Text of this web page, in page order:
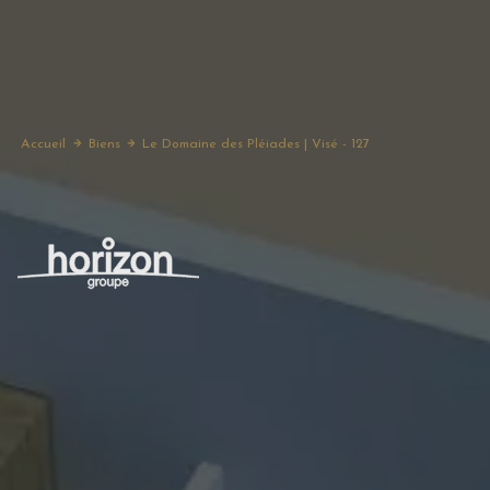
Accueil Biens Le Domaine des Pléiades | Visé - 127